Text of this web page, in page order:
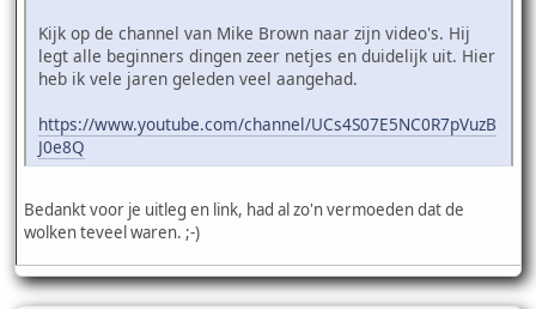
Kijk op de channel van Mike Brown naar zijn video's. Hij
legt alle beginners dingen zeer netjes en duidelijk uit. Hier
heb ik vele jaren geleden veel aangehad.
https://www.youtube.com/channel/UCs4S07E5NC0R7pVuzB
J0e8Q
Bedankt voor je uitleg en link, had al zo'n vermoeden dat de
wolken teveel waren. ;-)